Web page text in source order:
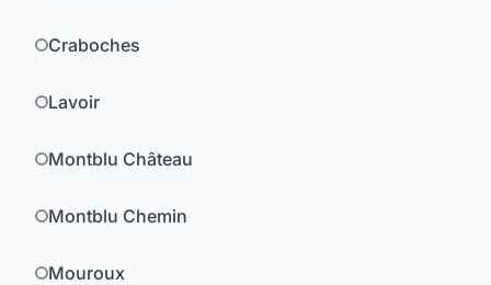
Craboches
Lavoir
Montblu Château
Montblu Chemin
Mouroux